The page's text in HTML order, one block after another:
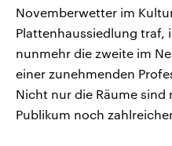
Novemberwetter im
Plattenhaussiedlung traf,
nunmehr die zweite im
einer zunehmenden
Nicht nur die Räume
Publikum noch